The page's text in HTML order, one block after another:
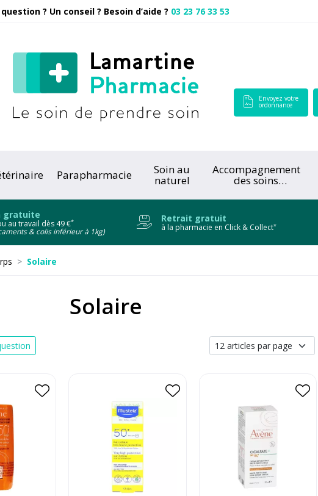
? Un conseil ? Besoin d’aide ? 03 23 76 33 53
Envoyez votre
ordonnance
Parapharmacie Soin au
naturel
Accompagnement
des soins
gratuite
au travail dès 49 €*
& colis inférieur à 1kg)
Retrait gratuit
à la pharmacie en Click & Collect*
Solaire
Solaire